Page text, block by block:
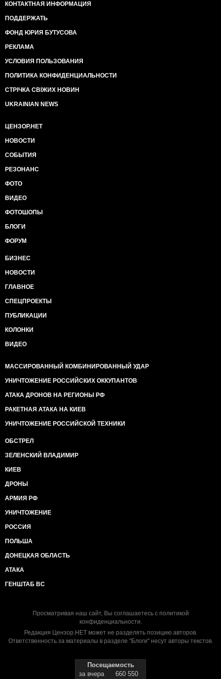
КОНТАКТНАЯ ИНФОРМАЦИЯ
ПОДДЕРЖАТЬ
ФОНД ЮРИЯ БУТУСОВА
РЕКЛАМА
УСЛОВИЯ ПОЛЬЗОВАНИЯ
ПОЛИТИКА КОНФИДЕНЦИАЛЬНОСТИ
СТРІЧКА СВІЖИХ НОВИН
UKRAINIAN NEWS
ЦЕНЗОР.НЕТ
НОВОСТИ
СОБЫТИЯ
РЕЗОНАНС
ФОТО
ВИДЕО
ФОТОШОПЫ
БЛОГИ
ФОРУМ
БИЗНЕС
НОВОСТИ
ГЛАВНОЕ
СПЕЦПРОЕКТЫ
ПУБЛИКАЦИИ
КОЛОНКИ
ВИДЕО
МАССИРОВАННЫЙ КОМБИНИРОВАННЫЙ УДАР
УНИЧТОЖЕНИЕ РОССИЙСКИХ ОККУПАНТОВ
АТАКА ДРОНОВ НА РЕГИОНЫ РФ
РАКЕТНАЯ АТАКА НА КИЕВ
УНИЧТОЖЕНИЕ РОССИЙСКОЙ ТЕХНИКИ
ОБСТРЕЛ
ЗЕЛЕНСКИЙ ВЛАДИМИР
КИЕВ
ДРОНЫ
АРМИЯ РФ
УНИЧТОЖЕНИЕ
РОССИЯ
ПОЛЬША
ДОНЕЦКАЯ ОБЛАСТЬ
АТАКА
ГЕНШТАБ ВС
Просматривая наш сайт, Вы соглашаетесь с политикой
конфиденциальности.
Редакция Цензор.НЕТ может не разделять позицию авторов.
Ответственность за материалы в разделе "Блоги" несут авторы текстов.
Посещаемость
за вчера
660 550